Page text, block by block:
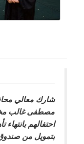
شارك معالي
مصطفى غالب مخيف
احتفالهم
بتمويل من صندوق